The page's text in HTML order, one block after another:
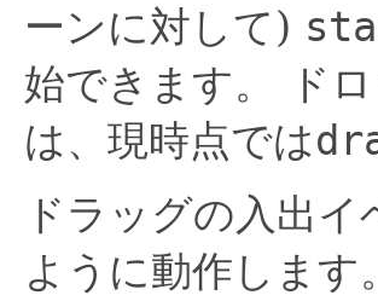
ーンに対して)
始できます。
ド
は、現時点では
ドラッグの入出
ように動作します。